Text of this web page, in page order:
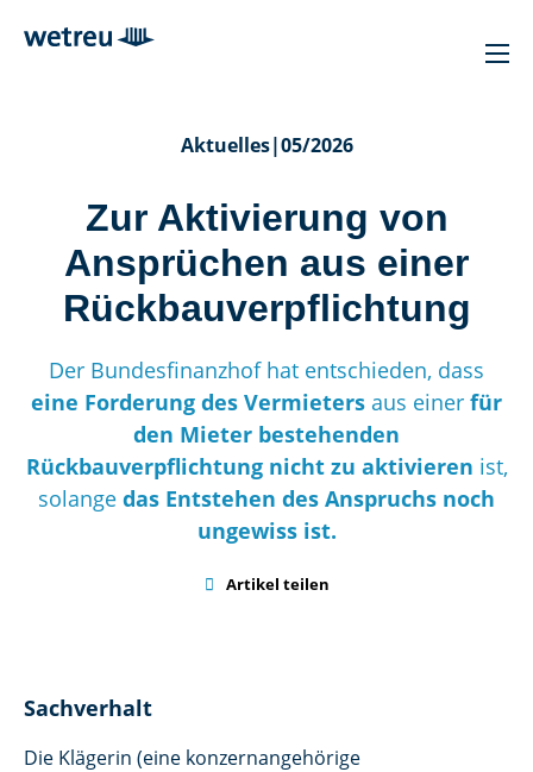
Aktuelles|05/2026
Zur Aktivierung von
Ansprüchen aus einer
Rückbauverpflichtung
Der Bundesfinanzhof hat entschieden, dass
eine Forderung des Vermieters aus einer für
den Mieter bestehenden
Rückbauverpflichtung nicht zu aktivieren ist,
solange das Entstehen des Anspruchs noch
ungewiss ist.
 Artikel teilen
Sachverhalt
Die Klägerin (eine konzernangehörige